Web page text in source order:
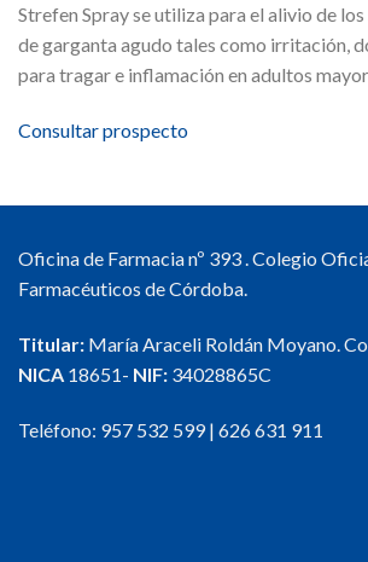
Strefen Spray se utiliza para el alivio de
de garganta agudo tales como irritación,
para tragar e inflamación en adultos
Consultar prospecto
Oficina de Farmacia nº 393 . Colegio
Farmacéuticos de Córdoba.
Titular: María Araceli Roldán Moyano.
NICA 18651- NIF: 34028865C
Teléfono: 957 532 599| 626 631 911